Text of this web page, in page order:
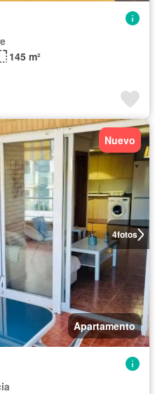
145 m²
4fotos
Nuevo
Apartamento